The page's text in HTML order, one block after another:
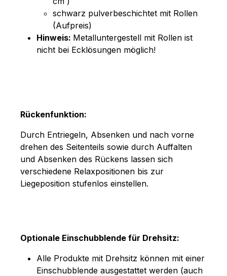
schwarz pulverbeschichtet mit Rollen
(Aufpreis)
Hinweis: Metalluntergestell mit Rollen ist
nicht bei Ecklösungen möglich!
Rückenfunktion:
Durch Entriegeln, Absenken und nach vorne
drehen des Seitenteils sowie durch Auffalten
und Absenken des Rückens lassen sich
verschiedene Relaxpositionen bis zur
Liegeposition stufenlos einstellen.
Optionale Einschubblende für Drehsitz:
Alle Produkte mit Drehsitz können mit einer
Einschubblende ausgestattet werden (auch